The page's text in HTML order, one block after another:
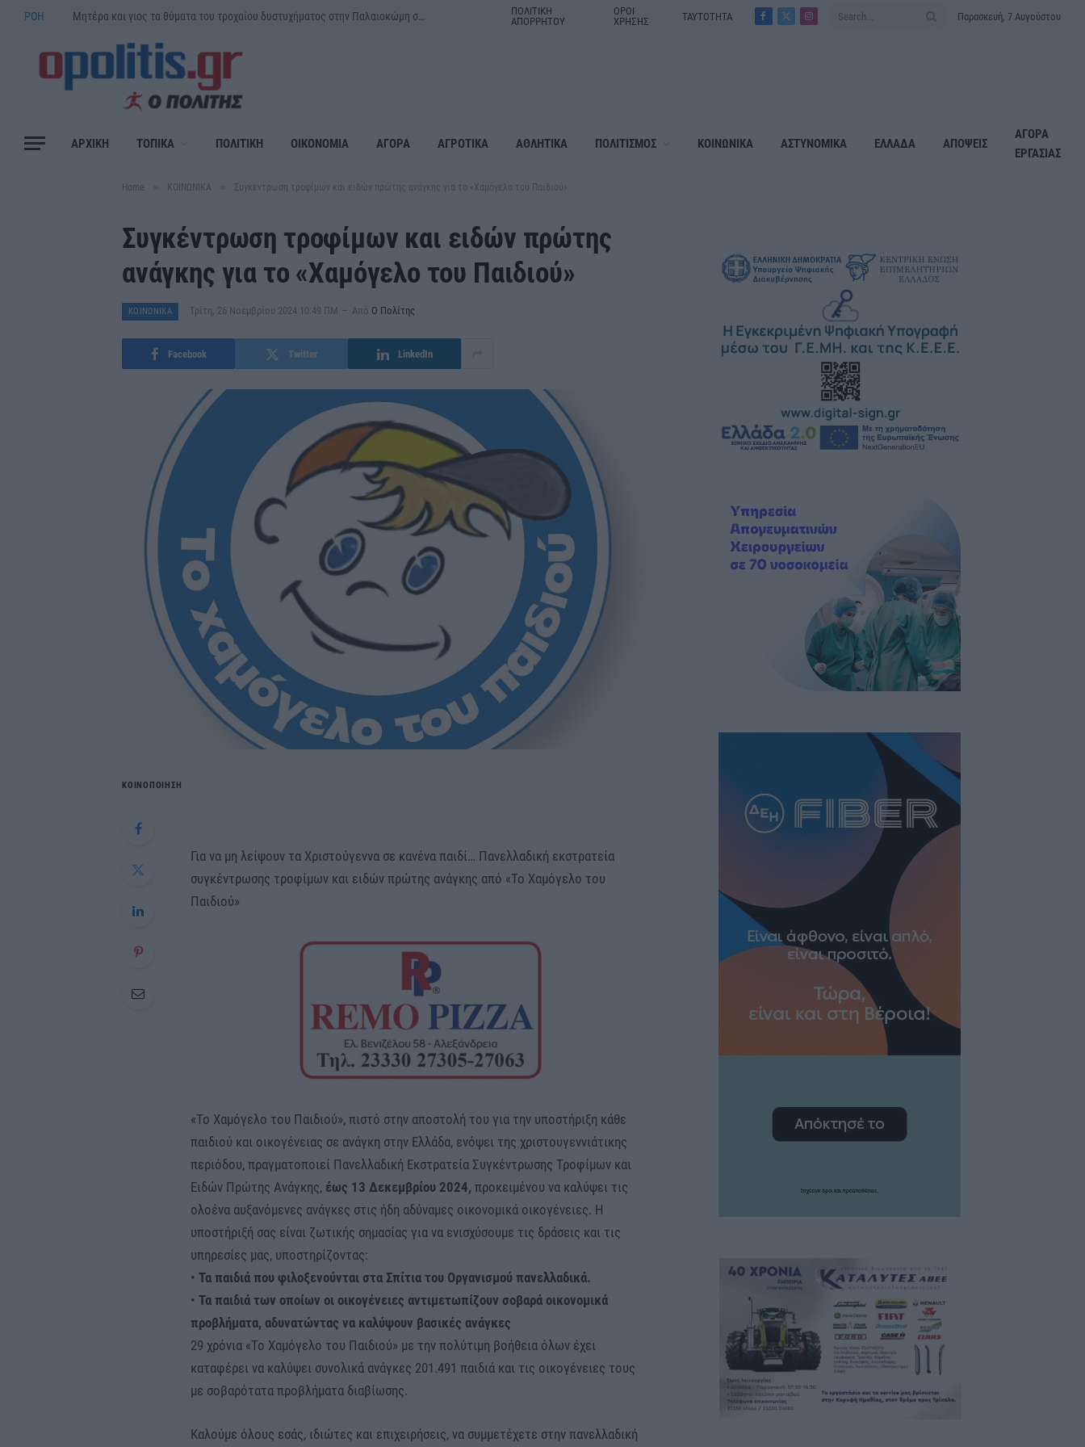
ΡΟΗ
ΠΟΛΙΤΙΚΗ
ΑΠΟΡΡΗΤΟΥ
ΟΡΟΙ
ΧΡΗΣΗΣ
ΤΑΥΤΟΤΗΤΑ
Facebook
X
Instagram
Παρασκευή, 7 Αυγούστου
ΑΡΧΙΚΗ ΤΟΠΙΚΑ ΠΟΛΙΤΙΚΗ ΟΙΚΟΝΟΜΙΑ ΑΓΟΡΑ ΑΓΡΟΤΙΚΑ ΑΘΛΗΤΙΚΑ ΠΟΛΙΤΙΣΜΟΣ ΚΟΙΝΩΝΙΚΑ ΑΣΤΥΝΟΜΙΚΑ ΕΛΛΑΔΑ ΑΠΟΨΕΙΣ
ΑΓΟΡΑ
ΕΡΓΑΣΙΑΣ
Home ΚΟΙΝΩΝΙΚΑ Συγκέντρωση τροφίμων και ειδών πρώτης ανάγκης για το «Χαμόγελο του Παιδιού»
Συγκέντρωση τροφίμων και ειδών πρώτης
ανάγκης για το «Χαμόγελο του Παιδιού»
ΚΟΙΝΩΝΙΚΑ Τρίτη, 26 Νοεμβρίου 2024 10:49 ΠΜ Από Ο Πολίτης
Facebook Twitter LinkedIn
ΚΟΙΝΟΠΟΙΗΣΗ
Για να μη λείψουν τα Χριστούγεννα σε κανένα παιδί… Πανελλαδική εκστρατεία
συγκέντρωσης τροφίμων και ειδών πρώτης ανάγκης από «Το Χαμόγελο του
Παιδιού»
«Το Χαμόγελο του Παιδιού», πιστό στην αποστολή του για την υποστήριξη κάθε
παιδιού και οικογένειας σε ανάγκη στην Ελλάδα, ενόψει της χριστουγεννιάτικης
περιόδου, πραγματοποιεί Πανελλαδική Εκστρατεία Συγκέντρωσης Τροφίμων και
Ειδών Πρώτης Ανάγκης, έως 13 Δεκεμβρίου 2024, προκειμένου να καλύψει τις
ολοένα αυξανόμενες ανάγκες στις ήδη αδύναμες οικονομικά οικογένειες. Η
υποστήριξή σας είναι ζωτικής σημασίας για να ενισχύσουμε τις δράσεις και τις
υπηρεσίες μας, υποστηρίζοντας:
• Τα παιδιά που φιλοξενούνται στα Σπίτια του Οργανισμού πανελλαδικά.
• Τα παιδιά των οποίων οι οικογένειες αντιμετωπίζουν σοβαρά οικονομικά
προβλήματα, αδυνατώντας να καλύψουν βασικές ανάγκες
29 χρόνια «Το Χαμόγελο του Παιδιού» με την πολύτιμη βοήθεια όλων έχει
καταφέρει να καλύψει συνολικά ανάγκες 201.491 παιδιά και τις οικογένειες τους
με σοβαρότατα προβλήματα διαβίωσης.
Καλούμε όλους εσάς, ιδιώτες και επιχειρήσεις, να συμμετέχετε στην πανελλαδική